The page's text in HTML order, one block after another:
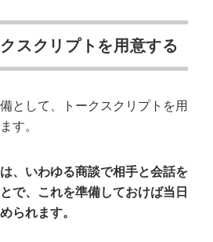
スクリプトを用意する
として、トークスクリプトを用
す。
、いわゆる商談で相手と会話を
で、これを準備しておけば当日
られます。